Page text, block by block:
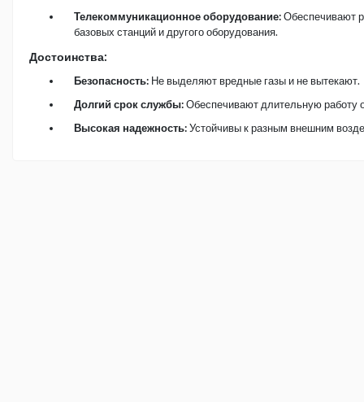
Телекоммуникационное оборудование:Обеспечивают
базовых станций и другого оборудования.
Достоинства:
Безопасность: Не выделяют вредные газы и не вытекают.
Долгий срок службы:Обеспечивают длительную работу
Высокая надежность:Устойчивы к разным внешним